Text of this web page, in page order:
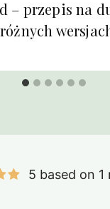
– przepis na
5 based on 1